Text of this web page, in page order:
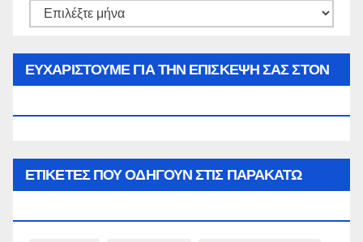
Αρθρα
ΕΥΧΑΡΙΣΤΟΥΜΕ ΓΙΑ ΤΗΝ ΕΠΙΣΚΕΨΗ ΣΑΣ ΣΤΟΝ
ΕΤΙΚΈΤΕΣ ΠΟΥ ΟΔΗΓΟΎΝ ΣΤΙΣ ΠΑΡΑΚΆΤΩ